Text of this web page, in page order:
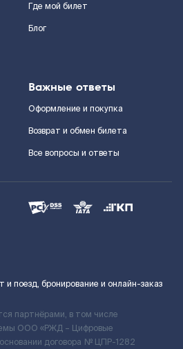
Где мой билет
Блог
Важные ответы
Оформление и покупка
Возврат и обмен билета
Все вопросы и ответы
поезд, бронирование и онлайн-заказ
партнёрами, в том числе
ООО «РЖД – Цифровые
договора № ЦПР-1282